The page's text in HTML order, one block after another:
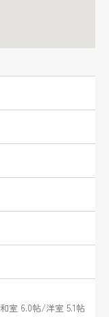
和室 6.0帖/洋室 5.1帖